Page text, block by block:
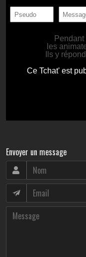
Envoyer un message